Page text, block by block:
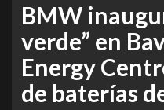
BMW
verde” en
Energy
de baterías